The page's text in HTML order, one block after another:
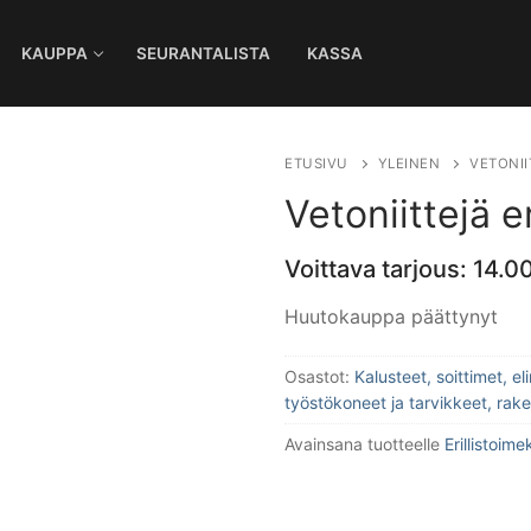
KAUPPA SEURANTALISTA KASSA
ETUSIVU YLEINEN
Vetoniittejä
Voittava tarjous:
Huutokauppa päättynyt
Osastot: Kalusteet, soittimet,
työstökoneet ja tarvikkeet,
Avainsana tuotteelle